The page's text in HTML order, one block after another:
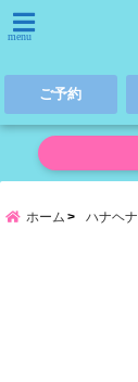
menu
ご予約
ホーム ハナヘナ